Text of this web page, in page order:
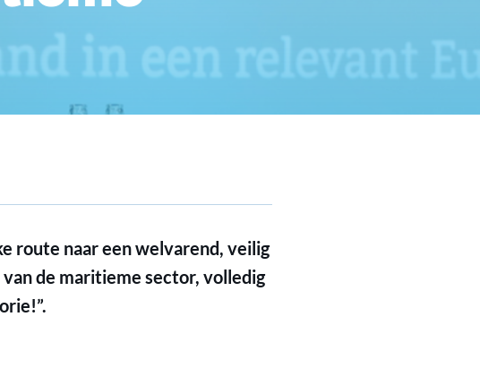
route naar een welvarend, veilig
de maritieme sector, volledig